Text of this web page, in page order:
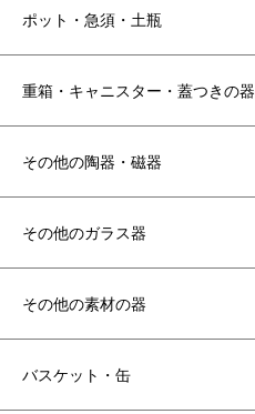
ポット・急須・土瓶
重箱・キャニスター・蓋つきの器
その他の陶器・磁器
その他のガラス器
その他の素材の器
バスケット・缶